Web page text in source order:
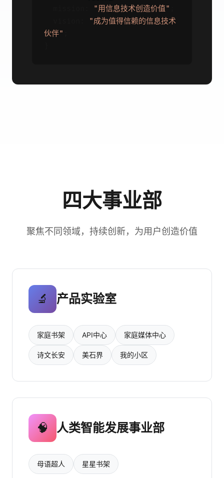
"用信息技术创造价值"
"成为值得信赖的信息技术
伙伴"
四大事业部
聚焦不同领域，持续创新，为用户创造价值
🔬 产品实验室
家庭书架 API中心 家庭媒体中心
诗文长安 美石界 我的小区
🧠 人类智能发展事业部
母语超人 星星书架